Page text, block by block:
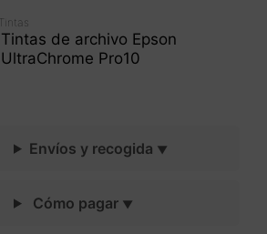
Tintas
Tintas de archivo Epson
UltraChrome Pro10
Envíos y recogida
Cómo pagar